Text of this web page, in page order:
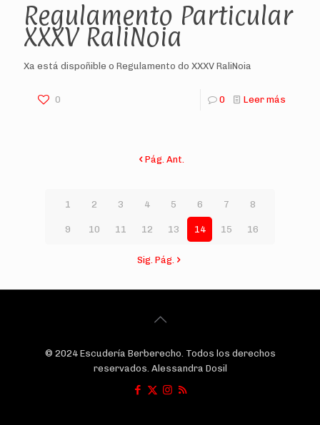
Regulamento Particular
XXXV RaliNoia
Xa está dispoñible o Regulamento do XXXV RaliNoia
0 0 Leer más
Pág. Ant.
1 2 3 4 5 6 7 8
9 10 11 12 13 14 15 16
Sig. Pág.
© 2024 Escudería Berberecho. Todos los derechos
reservados. Alessandra Dosil